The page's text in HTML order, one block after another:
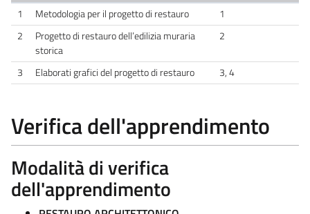
1
Metodologia per il progetto di restauro
1
2
Progetto di restauro dell’edilizia muraria
storica
2
3 Elaborati grafici del progetto di restauro 3, 4
Verifica dell'apprendimento
Modalità di verifica
dell'apprendimento